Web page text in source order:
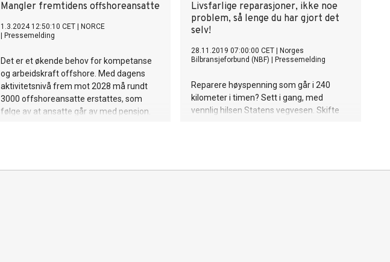
Mangler fremtidens offshoreansatte
1.3.2024 12:50:10 CET
NORCE
Pressemelding
Det er et økende behov for kompetanse
og arbeidskraft offshore. Med dagens
aktivitetsnivå frem mot 2028 må rundt
3000 offshoreansatte erstattes, som
følge av at ansatte går av med pensjon.
Livsfarlige reparasjoner, ikke noe
problem, så lenge du har gjort det
selv!
28.11.2019 07:00:00 CET
Norges
Bilbransjeforbund (NBF)
Pressemelding
Reparere høyspenning som går i 240
kilometer i timen? Sett i gang, med
vennlig hilsen Statens vegvesen. Skifte
i trafikken.